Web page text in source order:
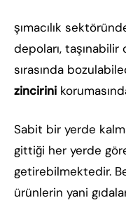
şımacılık
depoları, taşınabilir
sırasında
zincirini
Sabit bir yerde
gittiği her yerde
getirebilmektedir.
ürünlerin yani